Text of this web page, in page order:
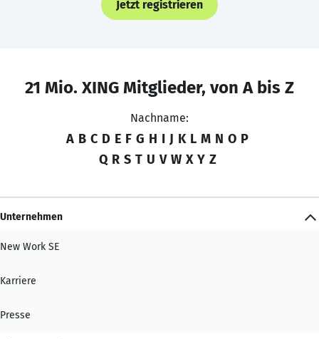
Jetzt registrieren
21 Mio. XING Mitglieder, von A bis Z
Nachname:
A B C D E F G H I J K L M N O P
Q R S T U V W X Y Z
Unternehmen
New Work SE
Karriere
Presse